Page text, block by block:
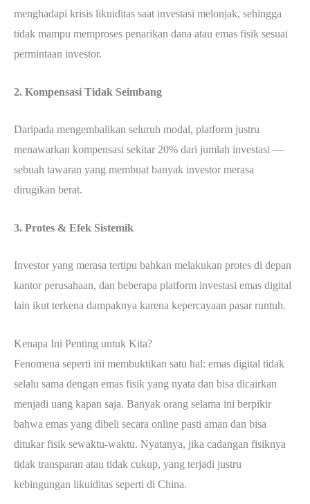
menghadapi krisis likuiditas saat investasi melonjak, sehingga
tidak mampu memproses penarikan dana atau emas fisik sesuai
permintaan investor.
2. Kompensasi Tidak Seimbang
Daripada mengembalikan seluruh modal, platform justru
menawarkan kompensasi sekitar 20% dari jumlah investasi —
sebuah tawaran yang membuat banyak investor merasa
dirugikan berat.
3. Protes & Efek Sistemik
Investor yang merasa tertipu bahkan melakukan protes di depan
kantor perusahaan, dan beberapa platform investasi emas digital
lain ikut terkena dampaknya karena kepercayaan pasar runtuh.
Kenapa Ini Penting untuk Kita?
Fenomena seperti ini membuktikan satu hal: emas digital tidak
selalu sama dengan emas fisik yang nyata dan bisa dicairkan
menjadi uang kapan saja. Banyak orang selama ini berpikir
bahwa emas yang dibeli secara online pasti aman dan bisa
ditukar fisik sewaktu-waktu. Nyatanya, jika cadangan fisiknya
tidak transparan atau tidak cukup, yang terjadi justru
kebingungan likuiditas seperti di China.